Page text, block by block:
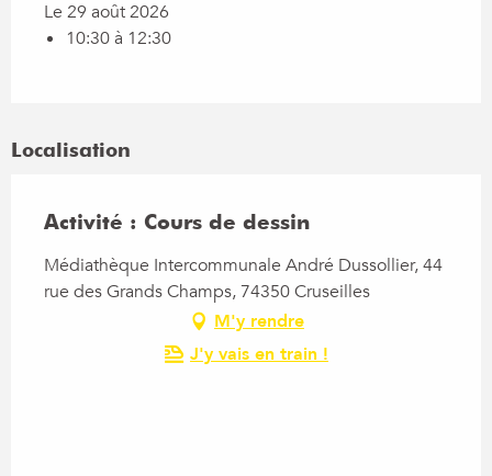
Le 29 août 2026
10:30 à 12:30
Localisation
Activité : Cours de dessin
Médiathèque Intercommunale André Dussollier, 44
rue des Grands Champs, 74350 Cruseilles
M'y rendre
J'y vais en train !